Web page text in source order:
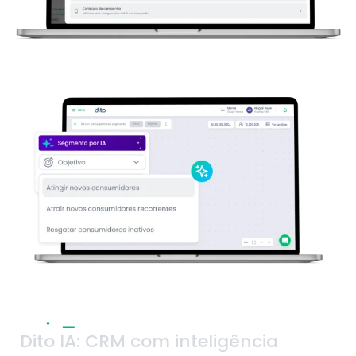
Dito IA: CRM com inteligência